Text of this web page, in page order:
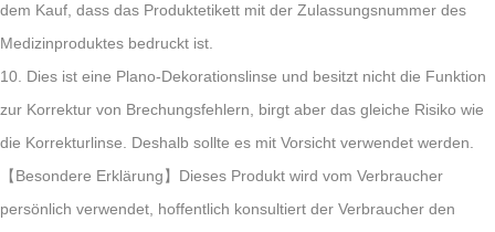
dem Kauf, dass das Produktetikett mit der Zulassungsnummer des
Medizinproduktes bedruckt ist.
10. Dies ist eine Plano-Dekorationslinse und besitzt nicht die Funktion
zur Korrektur von Brechungsfehlern, birgt aber das gleiche Risiko wie
die Korrekturlinse. Deshalb sollte es mit Vorsicht verwendet werden.
【Besondere Erklärung】Dieses Produkt wird vom Verbraucher
persönlich verwendet, hoffentlich konsultiert der Verbraucher den